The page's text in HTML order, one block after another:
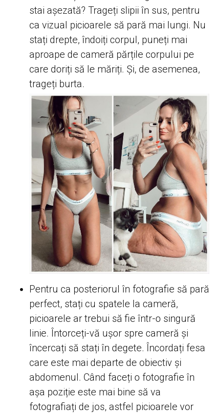
stai așezată? Trageți slipii în sus, pentru
ca vizual picioarele să pară mai lungi. Nu
stați drepte, îndoiți corpul, puneți mai
aproape de cameră părțile corpului pe
care doriți să le măriți. Și, de asemenea,
trageți burta.
Pentru ca posteriorul în fotografie să pară
perfect, stați cu spatele la cameră,
picioarele ar trebui să fie într-o singură
linie. Întorceți-vă ușor spre cameră și
încercați să stați în degete. Încordați fesa
care este mai departe de obiectiv și
abdomenul. Când faceți o fotografie în
așa poziție este mai bine să va
fotografiați de jos, astfel picioarele vor